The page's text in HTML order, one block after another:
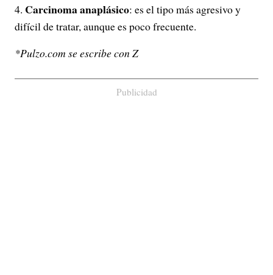
Carcinoma anaplásico: es el tipo más agresivo y
difícil de tratar, aunque es poco frecuente.
*Pulzo.com se escribe con Z
Publicidad